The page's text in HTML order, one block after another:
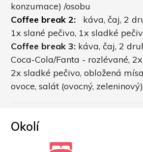
konzumace) /osobu
Coffee break 2:
káva, čaj, 2
1x slané pečivo, 1x sladké
Coffee break 3: káva, čaj, 2
Coca-Cola/Fanta - rozlévané,
2x sladké pečivo, obložená
ovoce, salát (ovocný,
Okolí